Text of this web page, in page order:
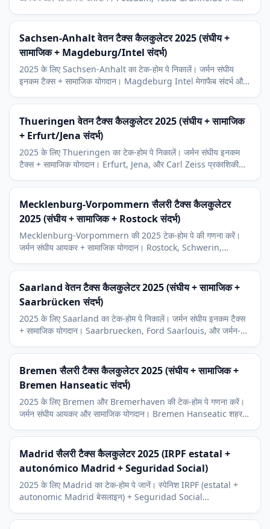
Sachsen-Anhalt वेतन टैक्स कैलकुलेटर 2025 (संघीय +
सामाजिक + Magdeburg/Intel संदर्भ)
2025 के लिए Sachsen-Anhalt का टेक-होम पे निकालें। जर्मन संघीय
इनकम टैक्स + सामाजिक योगदान। Magdeburg Intel मेगाफैब संदर्भ और
Thueringen वेतन टैक्स कैलकुलेटर 2025 (संघीय + सामाजिक
+ Erfurt/Jena संदर्भ)
2025 के लिए Thueringen का टेक-होम पे निकालें। जर्मन संघीय इनकम
टैक्स + सामाजिक योगदान। Erfurt, Jena, और Carl Zeiss प्रकाशिकी
Mecklenburg-Vorpommern सैलरी टैक्स कैलकुलेटर
2025 (संघीय + सामाजिक + Rostock संदर्भ)
Mecklenburg-Vorpommern की 2025 टेक-होम पे की गणना करें।
जर्मन संघीय आयकर + सामाजिक योगदान। Rostock, Schwerin,
Saarland वेतन टैक्स कैलकुलेटर 2025 (संघीय + सामाजिक +
Saarbrücken संदर्भ)
2025 के लिए Saarland का टेक-होम पे निकालें। जर्मन संघीय इनकम टैक्स
+ सामाजिक योगदान। Saarbruecken, Ford Saarlouis, और जर्मन-
Bremen सैलरी टैक्स कैलकुलेटर 2025 (संघीय + सामाजिक +
Bremen Hanseatic संदर्भ)
2025 के लिए Bremen और Bremerhaven की टेक-होम पे गणना करें।
जर्मन संघीय आयकर और सामाजिक योगदान। Bremen Hanseatic शहर
Madrid सैलरी टैक्स कैलकुलेटर 2025 (IRPF estatal +
autonómico Madrid + Seguridad Social)
2025 के लिए Madrid का टेक-होम पे जानें। स्पेनिश IRPF (estatal +
autonomic Madrid बेसलाइन) + Seguridad Social
IRPF दरें हैं।